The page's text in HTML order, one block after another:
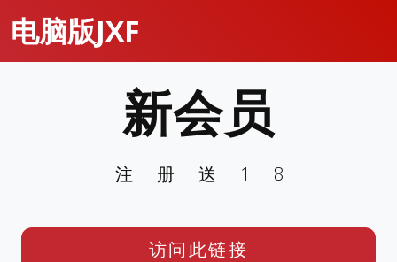
电脑版JXF
新会员
注册送18
访问此链接